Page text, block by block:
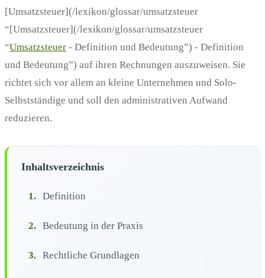
[Umsatzsteuer](/lexikon/glossar/umsatzsteuer
“[Umsatzsteuer](/lexikon/glossar/umsatzsteuer
“Umsatzsteuer - Definition und Bedeutung”) - Definition
und Bedeutung”) auf ihren Rechnungen auszuweisen. Sie
richtet sich vor allem an kleine Unternehmen und Solo-
Selbstständige und soll den administrativen Aufwand
reduzieren.
Inhaltsverzeichnis
1. Definition
2. Bedeutung in der Praxis
3. Rechtliche Grundlagen